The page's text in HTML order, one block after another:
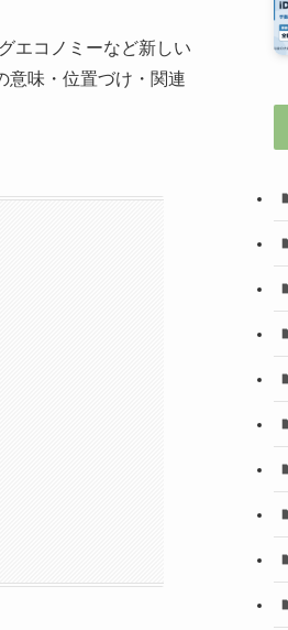
エコノミーなど新しい
意味・位置づけ・関連